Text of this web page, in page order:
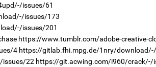
issues/61
issues/173
issues/201
https://www.tumblr.com/adobe-creative-
4 https://gitlab.fhi.mpg.de/1nry/
22 https://git.acwing.com/i960/crack/-/